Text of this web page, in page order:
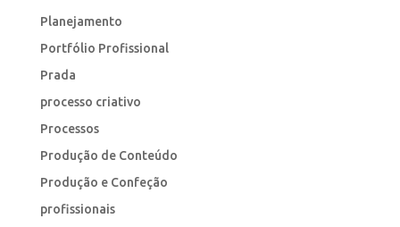
Planejamento
Portfólio Profissional
Prada
processo criativo
Processos
Produção de Conteúdo
Produção e Confeção
profissionais